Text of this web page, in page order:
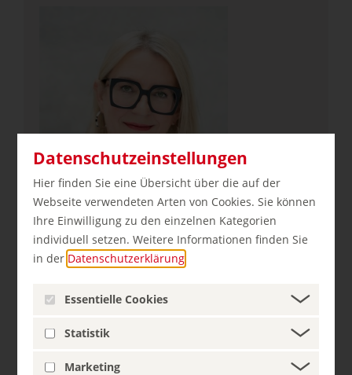
Datenschutzeinstellungen
Hier finden Sie eine Übersicht über die auf der
Webseite verwendeten Arten von Cookies. Sie können
Ihre Einwilligung zu den einzelnen Kategorien
individuell setzen. Weitere Informationen finden Sie
in der Datenschutzerklärung
Essentielle Cookies
Statistik
Marketing
Vorstand
Petra Hedorfer